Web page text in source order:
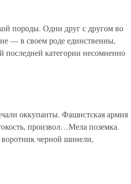
породы. Одни друг с другом во
— в своем роде единственны,
категории несомненно
оккупанты. Фашистская армия
произвол…Мела поземка.
черной шинели,